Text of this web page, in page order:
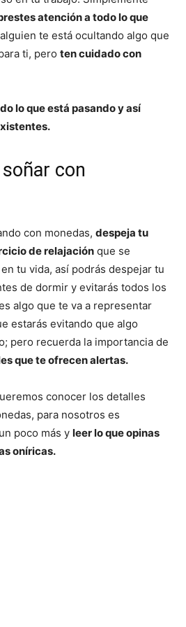
atención a todo lo que
te está ocultando algo que
ti, pero ten cuidado con
lo que está pasando y así
con
con monedas, despeja tu
de relajación que se
tu vida, así podrás despejar tu
de dormir y evitarás todos los
algo que te va a representar
estarás evitando que algo
pero recuerda la importancia de
que te ofrecen alertas.
conocer los detalles
para nosotros es
poco más y leer lo que opinas
oníricas.